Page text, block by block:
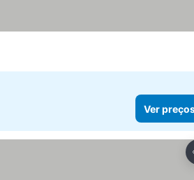
Ver